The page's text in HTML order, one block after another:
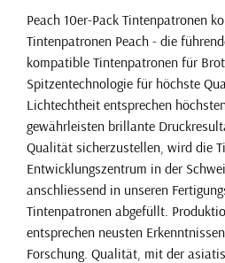
Peach 10er-Pack Tintenpatronen
Tintenpatronen Peach - die
kompatible Tintenpatronen für
Spitzentechnologie für höchste
Lichtechtheit entsprechen
gewährleisten brillante
Qualität sicherzustellen, wird die
Entwicklungszentrum in der
anschliessend in unseren
Tintenpatronen abgefüllt.
entsprechen neusten
Forschung. Qualität, mit der